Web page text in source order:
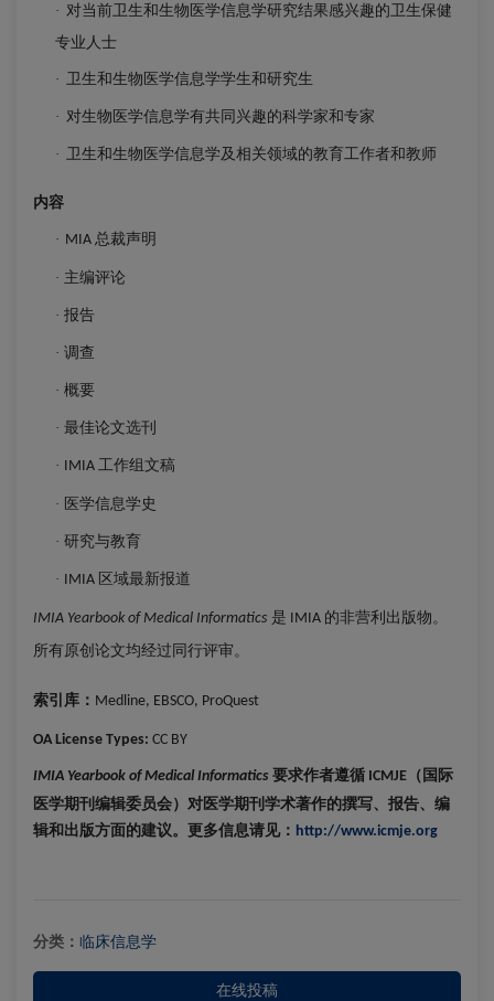
· 对当前卫生和生物医学信息学研究结果感兴趣的卫生保健
专业人士
· 卫生和生物医学信息学学生和研究生
· 对生物医学信息学有共同兴趣的科学家和专家
· 卫生和生物医学信息学及相关领域的教育工作者和教师
内容
· MIA 总裁声明
· 主编评论
· 报告
· 调查
· 概要
· 最佳论文选刊
· IMIA 工作组文稿
· 医学信息学史
· 研究与教育
· IMIA 区域最新报道
IMIA Yearbook of Medical Informatics 是 IMIA 的非营利出版物。
所有原创论文均经过同行评审。
索引库： Medline, EBSCO, ProQuest
OA License Types: CC BY
IMIA Yearbook of Medical Informatics 要求作者遵循 ICMJE （国际
医学期刊编辑委员会）对医学期刊学术著作的撰写、报告、编
辑和出版方面的建议。更多信息请见： http://www.icmje.org
分类： 临床信息学
在线投稿